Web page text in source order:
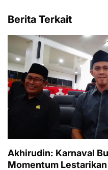
Berita Terkait
Akhirudin: Karnaval
Momentum